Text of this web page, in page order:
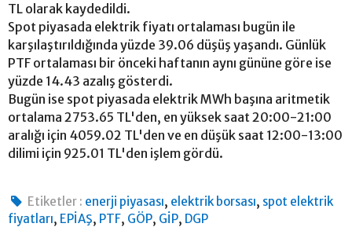
TL olarak kaydedildi.
Spot piyasada elektrik fiyatı ortalaması bugün ile
karşılaştırıldığında yüzde 39.06 düşüş yaşandı. Günlük
PTF ortalaması bir önceki haftanın aynı gününe göre ise
yüzde 14.43 azalış gösterdi.
Bugün ise spot piyasada elektrik MWh başına aritmetik
ortalama 2753.65 TL'den, en yüksek saat 20:00-21:00
aralığı için 4059.02 TL'den ve en düşük saat 12:00-13:00
dilimi için 925.01 TL'den işlem gördü.
Etiketler : enerji piyasası, elektrik borsası, spot elektrik
fiyatları, EPİAŞ, PTF, GÖP, GİP, DGP